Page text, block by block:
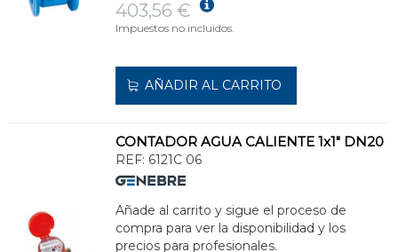
403,56 €
Impuestos no incluidos.
AÑADIR AL CARRITO
CONTADOR AGUA CALIENTE 1x1" DN20
REF: 6121C 06
Añade al carrito y sigue el proceso de
compra para ver la disponibilidad y los
precios para profesionales.